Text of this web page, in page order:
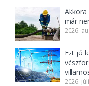
Akkora
már
2026.
Ezt jó
2026.